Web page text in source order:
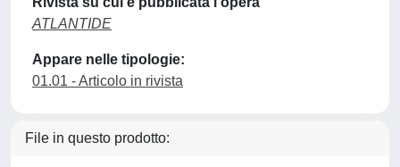
ATLANTIDE
Appare nelle tipologie:
01.01 - Articolo in rivista
File in questo prodotto: